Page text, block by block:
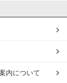
内について